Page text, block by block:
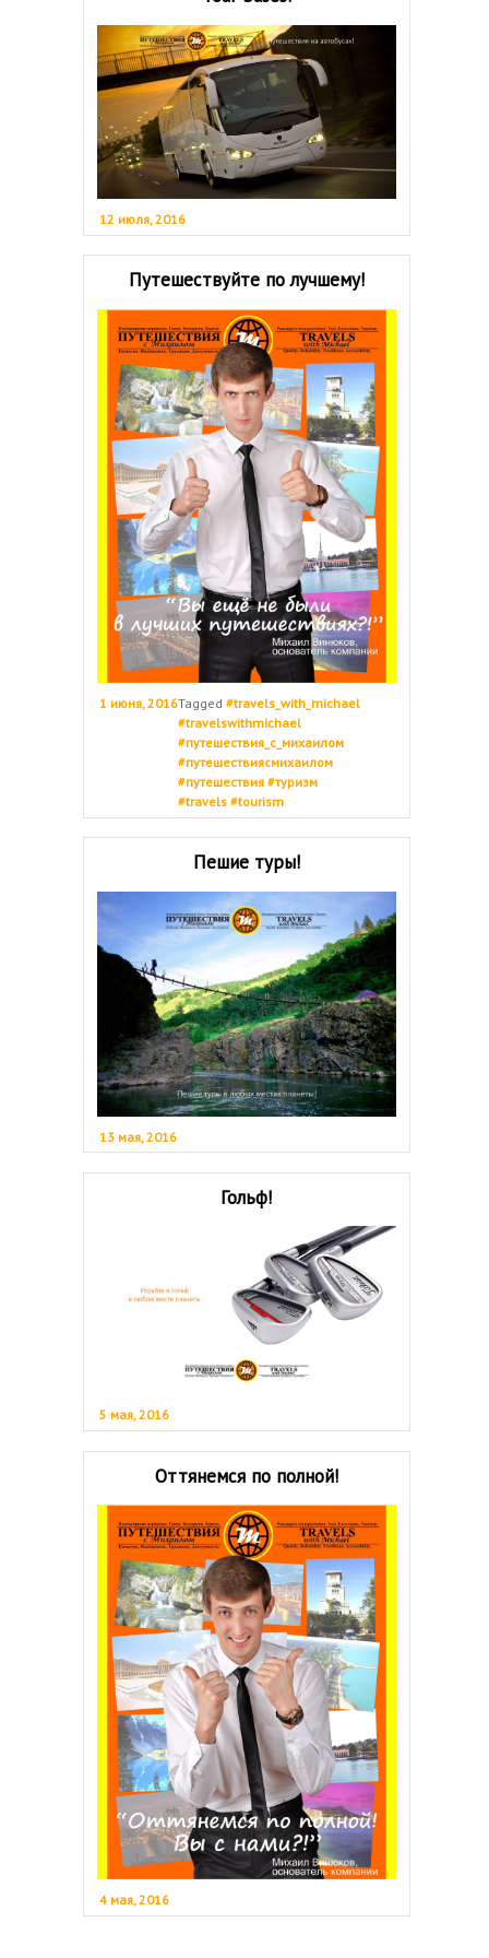
12 июля, 2016
Путешествуйте по лучшему!
1 июня, 2016Tagged #travels_with_michael
#travelswithmichael
#путешествия_с_михаилом
#путешествиясмихаилом
#путешествия #туризм
#travels #tourism
Пешие туры!
13 мая, 2016
Гольф!
5 мая, 2016
Оттянемся по полной!
4 мая, 2016